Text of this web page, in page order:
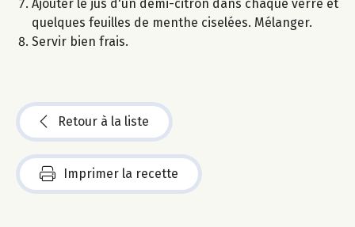
Ajouter le jus d'un demi-citron dans chaque verre et
quelques feuilles de menthe ciselées. Mélanger.
Servir bien frais.
Retour à la liste
Imprimer la recette